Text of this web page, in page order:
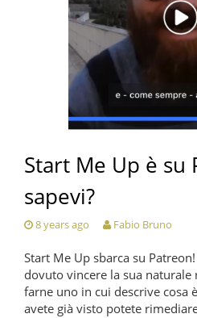
Start Me Up è su
sapevi?
8 years ago Fabio Bruno
Start Me Up sbarca su
dovuto vincere la sua
farne uno in cui descrive cosa
avete già visto potete